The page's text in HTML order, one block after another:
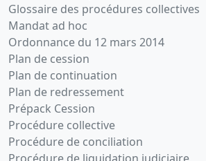
Glossaire des procédures collectives
Mandat ad hoc
Ordonnance du 12 mars 2014
Plan de cession
Plan de continuation
Plan de redressement
Prépack Cession
Procédure collective
Procédure de conciliation